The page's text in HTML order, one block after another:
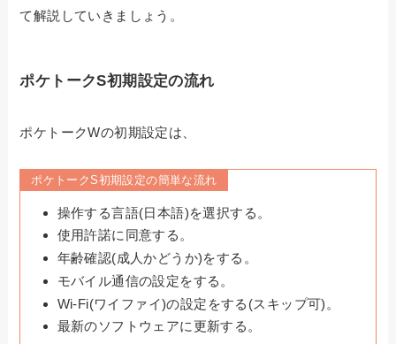
て解説していきましょう。
ポケトークS初期設定の流れ
ポケトークWの初期設定は、
ポケトークS初期設定の簡単な流れ
操作する言語(日本語)を選択する。
使用許諾に同意する。
年齢確認(成人かどうか)をする。
モバイル通信の設定をする。
Wi-Fi(ワイファイ)の設定をする(スキップ可)。
最新のソフトウェアに更新する。